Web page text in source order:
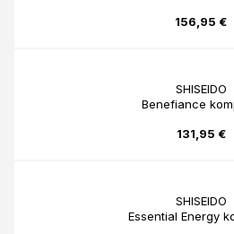
156,95 €
SHISEIDO
Benefiance
131,95 €
SHISEIDO
Essential Energy